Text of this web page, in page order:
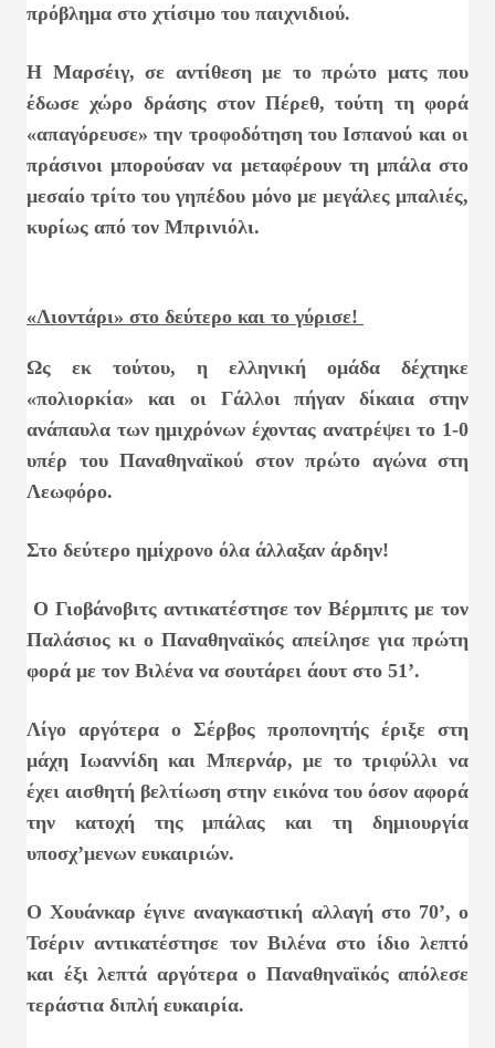
πρόβλημα στο χτίσιμο του παιχνιδιού.
Η Μαρσέιγ, σε αντίθεση με το πρώτο ματς που
έδωσε χώρο δράσης στον Πέρεθ, τούτη τη φορά
«απαγόρευσε» την τροφοδότηση του Ισπανού και οι
πράσινοι μπορούσαν να μεταφέρουν τη μπάλα στο
μεσαίο τρίτο του γηπέδου μόνο με μεγάλες μπαλιές,
κυρίως από τον Μπρινιόλι.
«Λιοντάρι» στο δεύτερο και το γύρισε!
Ως εκ τούτου, η ελληνική ομάδα δέχτηκε
«πολιορκία» και οι Γάλλοι πήγαν δίκαια στην
ανάπαυλα των ημιχρόνων έχοντας ανατρέψει το 1-0
υπέρ του Παναθηναϊκού στον πρώτο αγώνα στη
Λεωφόρο.
Στο δεύτερο ημίχρονο όλα άλλαξαν άρδην!
Ο Γιοβάνοβιτς αντικατέστησε τον Βέρμπιτς με τον
Παλάσιος κι ο Παναθηναϊκός απείλησε για πρώτη
φορά με τον Βιλένα να σουτάρει άουτ στο 51’.
Λίγο αργότερα ο Σέρβος προπονητής έριξε στη
μάχη Ιωαννίδη και Μπερνάρ, με το τριφύλλι να
έχει αισθητή βελτίωση στην εικόνα του όσον αφορά
την κατοχή της μπάλας και τη δημιουργία
υποσχ’μενων ευκαιριών.
Ο Χουάνκαρ έγινε αναγκαστική αλλαγή στο 70’, ο
Τσέριν αντικατέστησε τον Βιλένα στο ίδιο λεπτό
και έξι λεπτά αργότερα ο Παναθηναϊκός απόλεσε
τεράστια διπλή ευκαιρία.